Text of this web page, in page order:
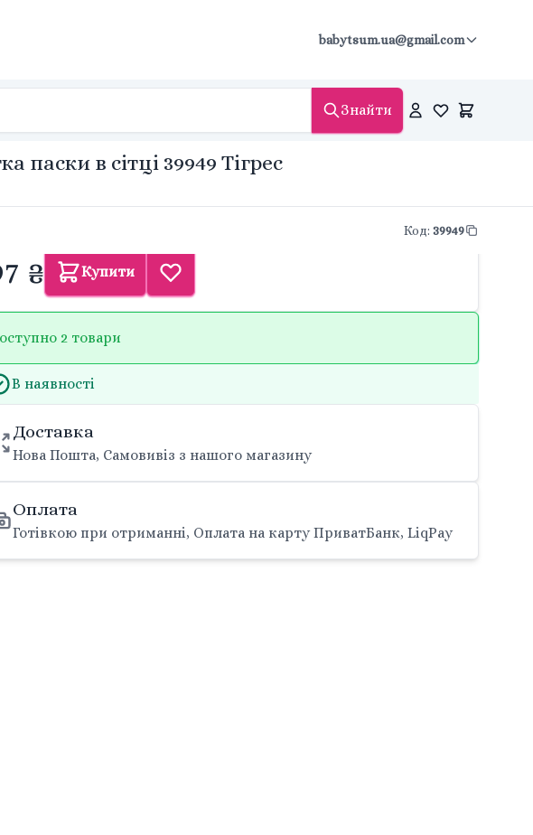
babytsum.ua@gmail.com
Знайти
паски в сітці 39949 Тігрес
Код: 39949
₴ Купити
2 товари
В наявності
Доставка
Нова Пошта, Самовивіз з нашого магазину
Оплата
Готівкою при отриманні, Оплата на карту ПриватБанк, LiqPay